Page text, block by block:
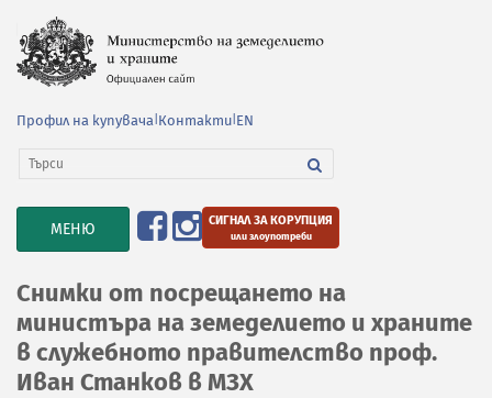
Профил на купувача Контакти EN
TOGGLE
NAVIGATION
МЕНЮ СИГНАЛ ЗА КОРУПЦИЯ
или злоупотреби
Снимки от посрещането на
министъра на земеделието и храните
в служебното правителство проф.
Иван Станков в МЗХ